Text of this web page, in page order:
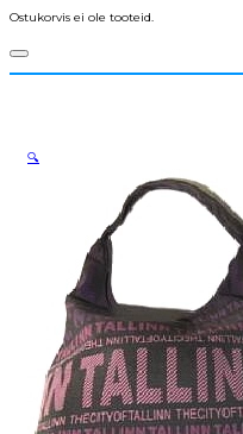
Ostukorvis ei ole tooteid.
🔍